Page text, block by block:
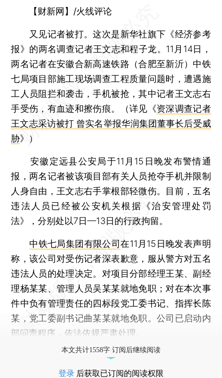
【财新网】 /火线评论
又见记者被打。这次是新华社旗下《经济参考
报》的两名调查记者王文志和程子龙。11月14日，
两名记者在安徽合新高速铁路（合肥至新沂）中铁
七局项目部施工现场调查工程质量问题时，遭遇施
工人员阻拦和袭击，手机被抢，其中记者王文志右
手受伤，有血迹和擦伤痕。（详见《资深调查记者
王文志采访被打 曾实名举报华润集团董事长后受威
胁》）
安徽定远县公安局于11月15日晚发布警情通
报，两名记者被该项目部有关人员抢夺手机并限制
人身自由，王文志右手掌根部轻微伤。目前，五名
违法人员已经被公安机关根据《治安管理处罚
法》，分别处以7日—13日的行政拘留。
中铁七局集团有限公司在11月15日晚发表声明
称，该公司对受伤记者深表歉意，服从警方对五名
违法人员的处理决定。对项目分部经理王某、副经
理杨某某、管理人员吴某某就地免职；对在本次事
件中负有管理责任的四标段党工委书记、指挥长陈
某，党工委副书记曲某某就地免职。公司已启动内
部问责程序，依法依规严肃处理。
本文共计1558字 订阅后继续阅读
登录 后获取已订阅的阅读权限